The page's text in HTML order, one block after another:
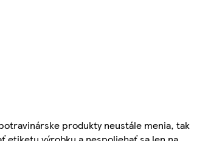
produkty neustále menia, tak